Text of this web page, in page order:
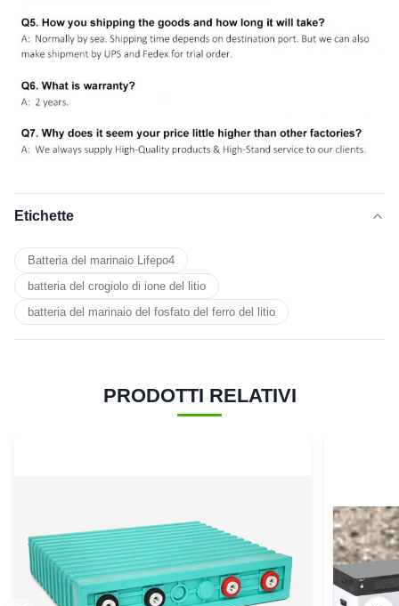
Etichette
Batteria del marinaio Lifepo4
batteria del crogiolo di ione del litio
batteria del marinaio del fosfato del ferro del litio
PRODOTTI RELATIVI